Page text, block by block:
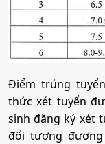
Điểm trúng
thức xét tuyển
sinh đăng ký xét
đổi tương